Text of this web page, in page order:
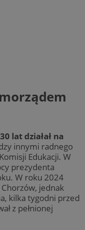
lat działał na
innymi radnego
Edukacji. W
prezydenta
W roku 2024
Chorzów, jednak
kilka tygodni przed
z pełnionej